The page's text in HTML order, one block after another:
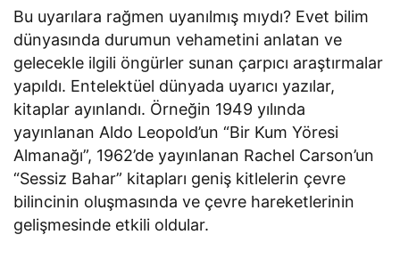
Bu uyarılara rağmen uyanılmış mıydı? Evet bilim
dünyasında durumun vehametini anlatan ve
gelecekle ilgili öngürler sunan çarpıcı araştırmalar
yapıldı. Entelektüel dünyada uyarıcı yazılar,
kitaplar ayınlandı. Örneğin 1949 yılında
yayınlanan Aldo Leopold’un “Bir Kum Yöresi
Almanağı”, 1962’de yayınlanan Rachel Carson’un
“Sessiz Bahar” kitapları geniş kitlelerin çevre
bilincinin oluşmasında ve çevre hareketlerinin
gelişmesinde etkili oldular.